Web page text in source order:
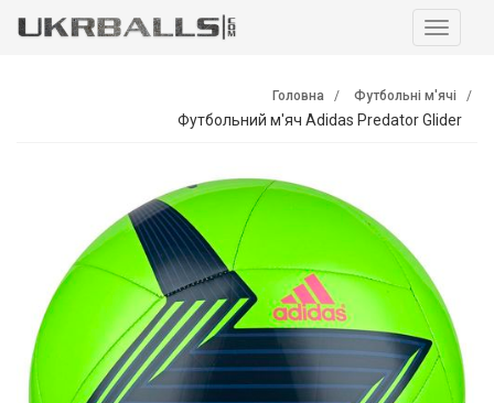
Головна Футбольні м'ячі
Футбольний м'яч Adidas Predator Glider